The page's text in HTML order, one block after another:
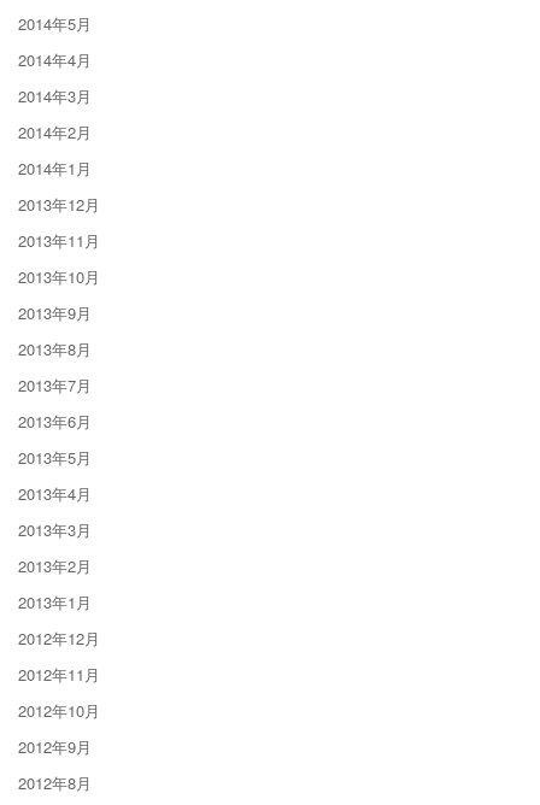
2014年5月
2014年4月
2014年3月
2014年2月
2014年1月
2013年12月
2013年11月
2013年10月
2013年9月
2013年8月
2013年7月
2013年6月
2013年5月
2013年4月
2013年3月
2013年2月
2013年1月
2012年12月
2012年11月
2012年10月
2012年9月
2012年8月